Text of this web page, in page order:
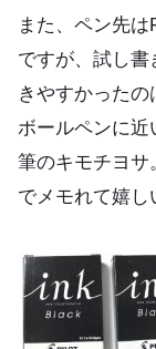
また、ペン先
ですが、試し
きやすかったの
ボールペンに
筆のキモチヨサ
でメモれて嬉し